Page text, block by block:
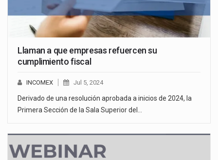
Llaman a que empresas refuercen su
cumplimiento fiscal
INCOMEX Jul 5, 2024
Derivado de una resolución aprobada a inicios de 2024, la
Primera Sección de la Sala Superior del…